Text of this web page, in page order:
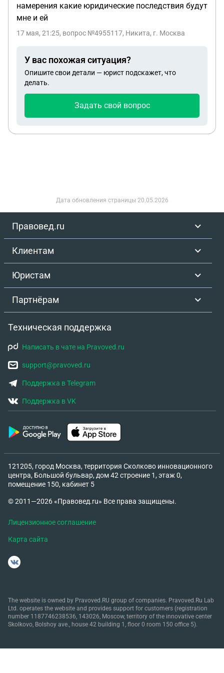
возражение или частная жалоба? И какие статьи
намерения какие юридические последствия будут
мне и ей
17 мая, 21:25, вопрос №4955117, Никита, г. Москва
У вас похожая ситуация?
Опишите свои детали — юрист подскажет, что
делать.
Задать свой вопрос
Дата обновления страницы 20.05.2026
Правовед.ru
Клиентам
Юристам
Партнёрам
Техническая поддержка
Написать в чате на Pravoved.ru
support@pravoved.ru
Поддержка в Telegram
Поддержка в VK
121205, город Москва, территория Сколково инновационного
центра, Большой бульвар, дом 42 строение 1, этаж 0,
помещение 150, кабинет 5
© 2011—2026 «Правовед.ru» Все права защищены.
Лицензионное соглашение
Карта сайта
The website is owned by Pravoved.RU group of companies. Pravoved.Ru Lab
Ltd. operates the website and provides support for customers (registration
number 1187746238536, 143026, Moscow, territory of the innovative center
Skolkovo, Bolshoy ave., house 42 building 1, floor 0 room 150 office 5).